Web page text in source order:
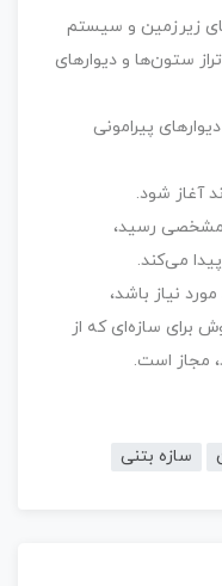
زیرزمین و سیستم
ستون‌ها و دیوارهای
پیرامونی
مشخصی رسید،
می‌کند.
نیاز باشد،
برای سازه‌ای که از
مجاز است.
سازه بتنی